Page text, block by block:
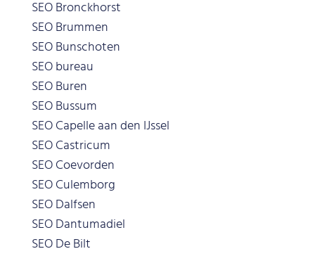
SEO Bronckhorst
SEO Brummen
SEO Bunschoten
SEO bureau
SEO Buren
SEO Bussum
SEO Capelle aan den IJssel
SEO Castricum
SEO Coevorden
SEO Culemborg
SEO Dalfsen
SEO Dantumadiel
SEO De Bilt